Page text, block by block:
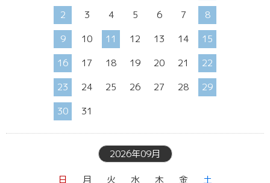
2
3 4 5 6 7
8
9
10 11 12 13 14
15
16
17 18 19 20 21
22
23
24 25 26 27 28
29
30
31
2026年09月
日 月 火 水 木 金
土